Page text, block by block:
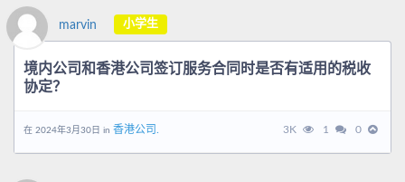
marvin 小学生
境内公司和香港公司签订服务合同时是否有适用的税收
协定？
在 2024年3月30日 in 香港公司. 3K 1 0